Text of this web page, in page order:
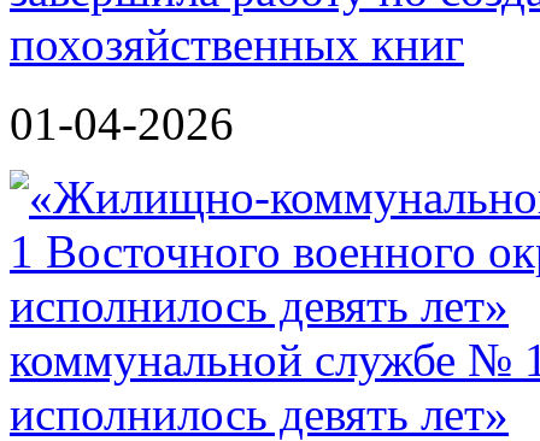
похозяйственных книг
01-04-2026
коммунальной службе №
исполнилось девять лет»